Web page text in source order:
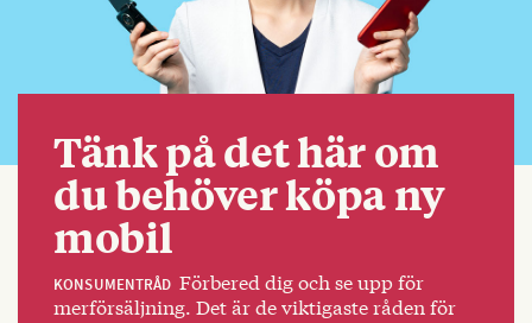
Tänk på det här om
du behöver köpa ny
mobil
KONSUMENTRÅD Förbered dig och se upp för
merförsäljning. Det är de viktigaste råden för